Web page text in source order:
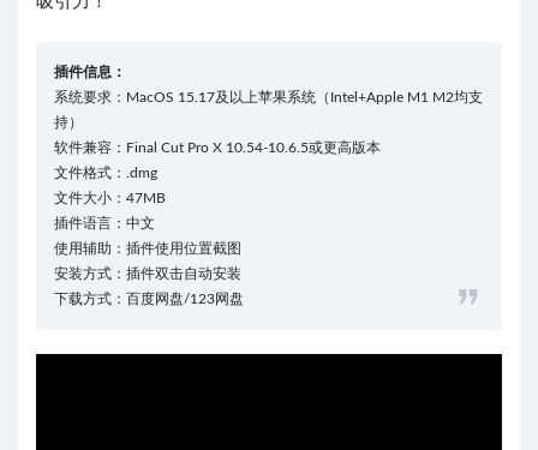
插件信息：
系统要求：MacOS 15.17及以上苹果系统（Intel+Apple M1 M2均支
持）
软件兼容：Final Cut Pro X 10.54-10.6.5或更高版本
文件格式：.dmg
文件大小：47MB
插件语言：中文
使用辅助：插件使用位置截图
安装方式：插件双击自动安装
下载方式：百度网盘/123网盘